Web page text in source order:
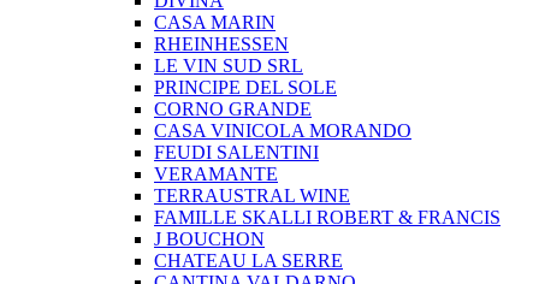
CASA MARIN
RHEINHESSEN
LE VIN SUD SRL
PRINCIPE DEL SOLE
CORNO GRANDE
CASA VINICOLA MORANDO
FEUDI SALENTINI
VERAMANTE
TERRAUSTRAL WINE
FAMILLE SKALLI ROBERT & FRANCIS
J BOUCHON
CHATEAU LA SERRE